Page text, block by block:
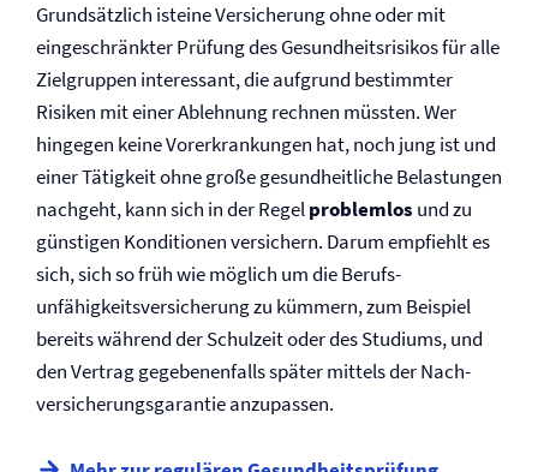
Grundsätzlich isteine Versicherung ohne oder mit
eingeschränkter Prüfung des Gesundheits­risikos für alle
Zielgruppen interessant, die aufgrund bestimmter
Risiken mit einer Ablehnung rechnen müssten. Wer
hingegen keine Vor­erkrankungen hat, noch jung ist und
einer Tätigkeit ohne große gesundheitliche Belastungen
nachgeht, kann sich in der Regelproblemlos und zu
günstigen Konditionen versichern. Darum empfiehlt es
sich, sich so früh wie möglich um die Berufs­
unfähigkeits­versicherung zu kümmern, zum Beispiel
bereits während der Schulzeit oder des Studiums, und
den Vertrag gegebenenfalls später mittels der Nach­
versicherungsgarantie anzupassen.